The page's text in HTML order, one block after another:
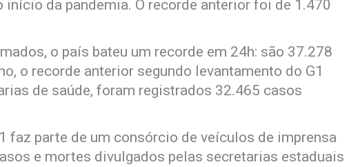
início da pandemia. O recorde anterior foi de 1.470
o país bateu um recorde em 24h: são 37.278
o recorde anterior segundo levantamento do G1
de saúde, foram registrados 32.465 casos
faz parte de um consórcio de veículos de imprensa
e mortes divulgados pelas secretarias estaduais